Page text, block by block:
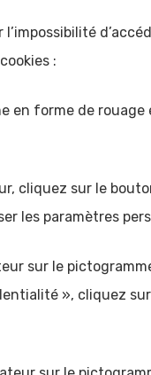
:
en forme de
cliquez sur le
les paramètres
sur le
», cliquez